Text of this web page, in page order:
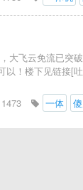
大飞云免流已突
！楼下见链接[
一体